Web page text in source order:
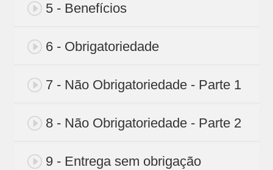
5 - Benefícios
6 - Obrigatoriedade
7 - Não Obrigatoriedade - Parte 1
8 - Não Obrigatoriedade - Parte 2
9 - Entrega sem obrigação